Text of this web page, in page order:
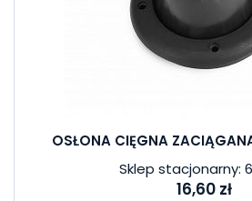
OSŁONA CIĘGNA
Sklep stacjonarny:
16,60 zł